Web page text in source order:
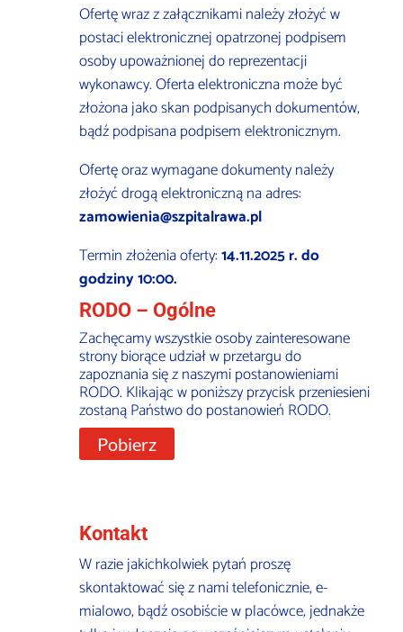
Ofertę wraz z załącznikami należy złożyć w
postaci elektronicznej opatrzonej podpisem
osoby upoważnionej do reprezentacji
wykonawcy. Oferta elektroniczna może być
złożona jako skan podpisanych dokumentów,
bądź podpisana podpisem elektronicznym.
Ofertę oraz wymagane dokumenty należy
złożyć drogą elektroniczną na adres:
zamowienia@szpitalrawa.pl
Termin złożenia oferty:14.11.2025 r. do
godziny 10:00.
RODO – Ogólne
Zachęcamy wszystkie osoby zainteresowane
strony biorące udział w przetargu do
zapoznania się z naszymi postanowieniami
RODO. Klikając w poniższy przycisk przeniesieni
zostaną Państwo do postanowień RODO.
Pobierz
Kontakt
W razie jakichkolwiek pytań proszę
skontaktować się z nami telefonicznie, e-
mialowo, bądź osobiście w placówce, jednakże